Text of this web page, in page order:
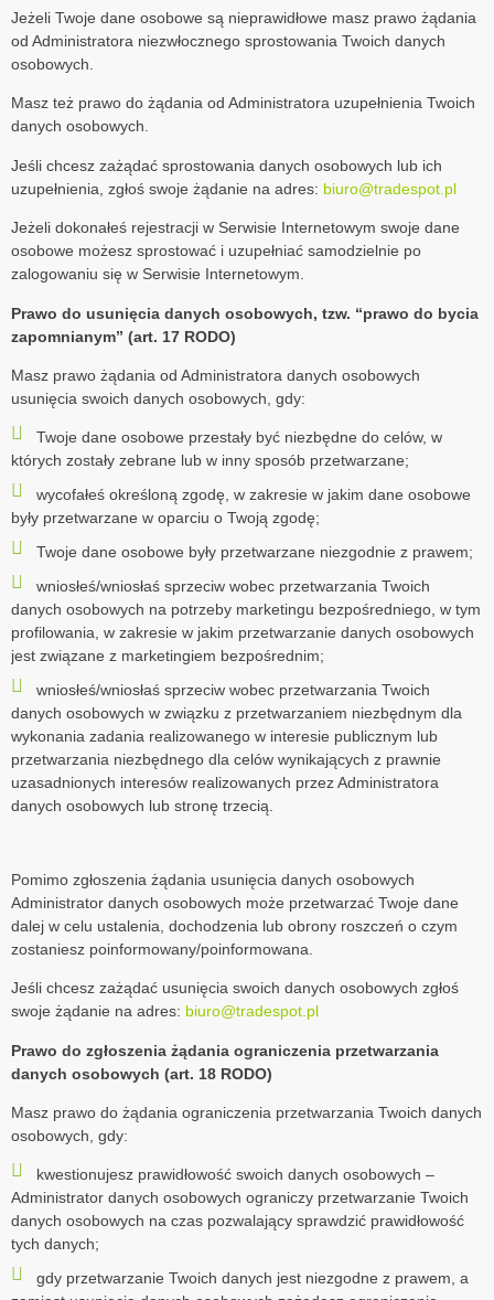
Jeżeli Twoje dane osobowe są nieprawidłowe masz prawo żądania
od Administratora niezwłocznego sprostowania Twoich danych
osobowych.
Masz też prawo do żądania od Administratora uzupełnienia Twoich
danych osobowych.
Jeśli chcesz zażądać sprostowania danych osobowych lub ich
uzupełnienia, zgłoś swoje żądanie na adres: biuro@tradespot.pl
Jeżeli dokonałeś rejestracji w Serwisie Internetowym swoje dane
osobowe możesz sprostować i uzupełniać samodzielnie po
zalogowaniu się w Serwisie Internetowym.
Prawo do usunięcia danych osobowych, tzw. “prawo do bycia
zapomnianym” (art. 17 RODO)
Masz prawo żądania od Administratora danych osobowych
usunięcia swoich danych osobowych, gdy:
Twoje dane osobowe przestały być niezbędne do celów, w
których zostały zebrane lub w inny sposób przetwarzane;
wycofałeś określoną zgodę, w zakresie w jakim dane osobowe
były przetwarzane w oparciu o Twoją zgodę;
Twoje dane osobowe były przetwarzane niezgodnie z prawem;
wniosłeś/wniosłaś sprzeciw wobec przetwarzania Twoich
danych osobowych na potrzeby marketingu bezpośredniego, w tym
profilowania, w zakresie w jakim przetwarzanie danych osobowych
jest związane z marketingiem bezpośrednim;
wniosłeś/wniosłaś sprzeciw wobec przetwarzania Twoich
danych osobowych w związku z przetwarzaniem niezbędnym dla
wykonania zadania realizowanego w interesie publicznym lub
przetwarzania niezbędnego dla celów wynikających z prawnie
uzasadnionych interesów realizowanych przez Administratora
danych osobowych lub stronę trzecią.
Pomimo zgłoszenia żądania usunięcia danych osobowych
Administrator danych osobowych może przetwarzać Twoje dane
dalej w celu ustalenia, dochodzenia lub obrony roszczeń o czym
zostaniesz poinformowany/poinformowana.
Jeśli chcesz zażądać usunięcia swoich danych osobowych zgłoś
swoje żądanie na adres: biuro@tradespot.pl
Prawo do zgłoszenia żądania ograniczenia przetwarzania
danych osobowych (art. 18 RODO)
Masz prawo do żądania ograniczenia przetwarzania Twoich danych
osobowych, gdy:
kwestionujesz prawidłowość swoich danych osobowych –
Administrator danych osobowych ograniczy przetwarzanie Twoich
danych osobowych na czas pozwalający sprawdzić prawidłowość
tych danych;
gdy przetwarzanie Twoich danych jest niezgodne z prawem, a